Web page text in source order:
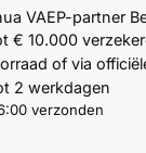
VAEP-partner
€ 10.000
of via
2 werkdagen
verzonden